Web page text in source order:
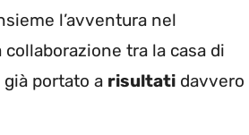
l’avventura nel
tra la casa di
già portato a risultati davvero